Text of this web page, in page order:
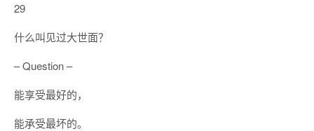
29
什么叫见过大世面？
– Question –
能享受最好的，
能承受最坏的。